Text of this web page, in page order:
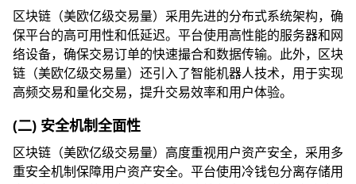
区块链（美欧亿级交易量）采用先进的分布式系统架构，确
保平台的高可用性和低延迟。平台使用高性能的服务器和网
络设备，确保交易订单的快速撮合和数据传输。此外，区块
链（美欧亿级交易量）还引入了智能机器人技术，用于实现
高频交易和量化交易，提升交易效率和用户体验。
(二) 安全机制全面性
区块链（美欧亿级交易量）高度重视用户资产安全，采用多
重安全机制保障用户资产安全。平台使用冷钱包分离存储用